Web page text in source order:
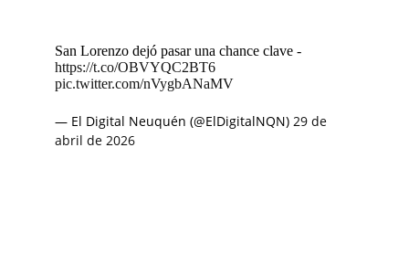
San Lorenzo dejó pasar una chance clave -
https://t.co/OBVYQC2BT6
pic.twitter.com/nVygbANaMV
— El Digital Neuquén (@ElDigitalNQN) 29 de
abril de 2026